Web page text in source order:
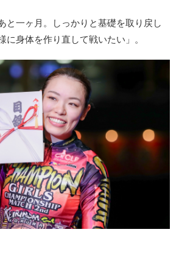
と一ヶ月。しっかりと基礎を取り戻し
に身体を作り直して戦いたい」。